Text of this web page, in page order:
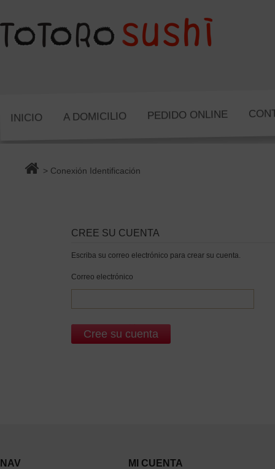
INICIO A DOMICILIO PEDIDO ONLINE
> Conexión Identificación
CREE SU CUENTA
Escriba su correo electrónico para crear su cuenta.
Correo electrónico
NAV MI CUENTA